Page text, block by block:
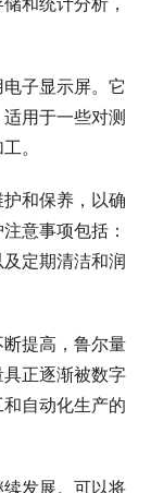
子显示屏。它
用于一些对测
。
和保养，以确
意事项包括：
定期清洁和润
提高，鲁尔量
正逐渐被数字
自动化生产的
发展。可以将